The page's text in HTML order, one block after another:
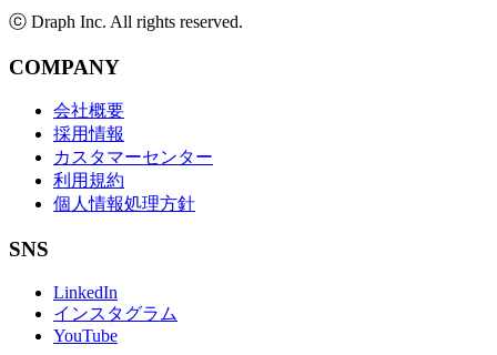
ⓒ Draph Inc. All rights reserved.
COMPANY
会社概要
採用情報
カスタマーセンター
利用規約
個人情報処理方針
SNS
LinkedIn
インスタグラム
YouTube